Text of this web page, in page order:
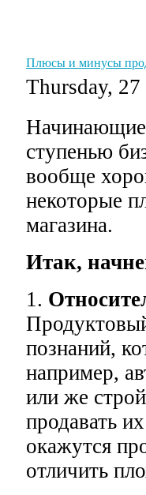
Плюсы и минусы
Thursday,
Начинающие
ступенью
вообще
некоторые
магазина.
Итак,
1.
познаний,
например,
или же
продавать
окажутся
отличить